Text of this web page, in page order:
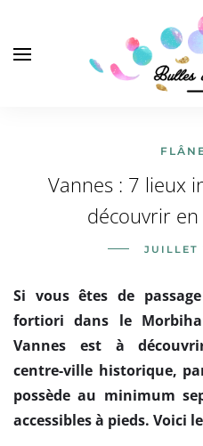
Vannes : 7 lieux
découvrir
JUILLET
Si vous êtes de
fortiori dans le
Vannes est à
centre-ville historique,
possède au minimum
accessibles à pieds. Voici